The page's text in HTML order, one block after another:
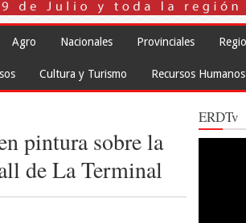
Agro Nacionales Provinciales
Cultura y Turismo Recursos Humanos
pintura sobre la
de La Terminal
ERDTv